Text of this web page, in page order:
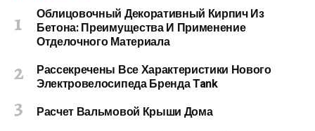
Облицовочный Декоративный Кирпич Из
Бетона: Преимущества И Применение
Отделочного Материала
Рассекречены Все Характеристики Нового
Электровелосипеда Бренда Tank
Расчет Вальмовой Крыши Дома